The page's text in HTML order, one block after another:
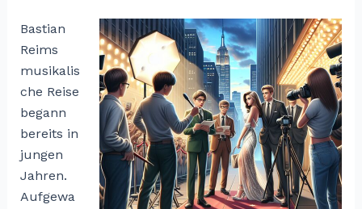
Bastian
Reims
musikalis
che Reise
begann
bereits in
jungen
Jahren.
Aufgewa